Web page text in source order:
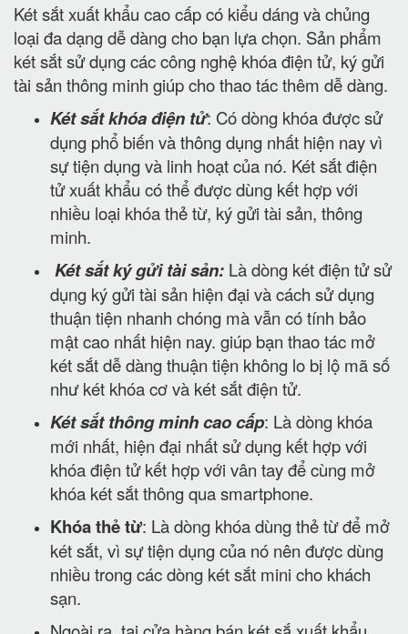
Két sắt xuất khẩu cao cấp có kiểu dáng và chủng
loại đa dạng dễ dàng cho bạn lựa chọn. Sản phẩm
két sắt sử dụng các công nghệ khóa điện tử, ký gửi
tài sản thông minh giúp cho thao tác thêm dễ dàng.
Két sắt khóa điện tử: Có dòng khóa được sử
dụng phổ biến và thông dụng nhất hiện nay vì
sự tiện dụng và linh hoạt của nó. Két sắt điện
tử xuất khẩu có thể được dùng kết hợp với
nhiều loại khóa thẻ từ, ký gửi tài sản, thông
minh.
Két sắt ký gửi tài sản: Là dòng két điện tử sử
dụng ký gửi tài sản hiện đại và cách sử dụng
thuận tiện nhanh chóng mà vẫn có tính bảo
mật cao nhất hiện nay. giúp bạn thao tác mở
két sắt dễ dàng thuận tiện không lo bị lộ mã số
như két khóa cơ và két sắt điện tử.
Két sắt thông minh cao cấp: Là dòng khóa
mới nhất, hiện đại nhất sử dụng kết hợp với
khóa điện tử kết hợp với vân tay để cùng mở
khóa két sắt thông qua smartphone.
Khóa thẻ từ: Là dòng khóa dùng thẻ từ để mở
két sắt, vì sự tiện dụng của nó nên được dùng
nhiều trong các dòng két sắt mini cho khách
sạn.